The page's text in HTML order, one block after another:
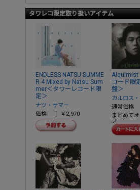
タワレコ限定取り扱いアイテム
ENDLESS NATSU SUMME
R 4 Mixed by Natsu Sum
mer＜タワーレコード限
定＞
ナツ・サマー
価格
￥2,970
Alquimist
コード限
盤＞
カルロス
通常価格
まとめてオ
フ